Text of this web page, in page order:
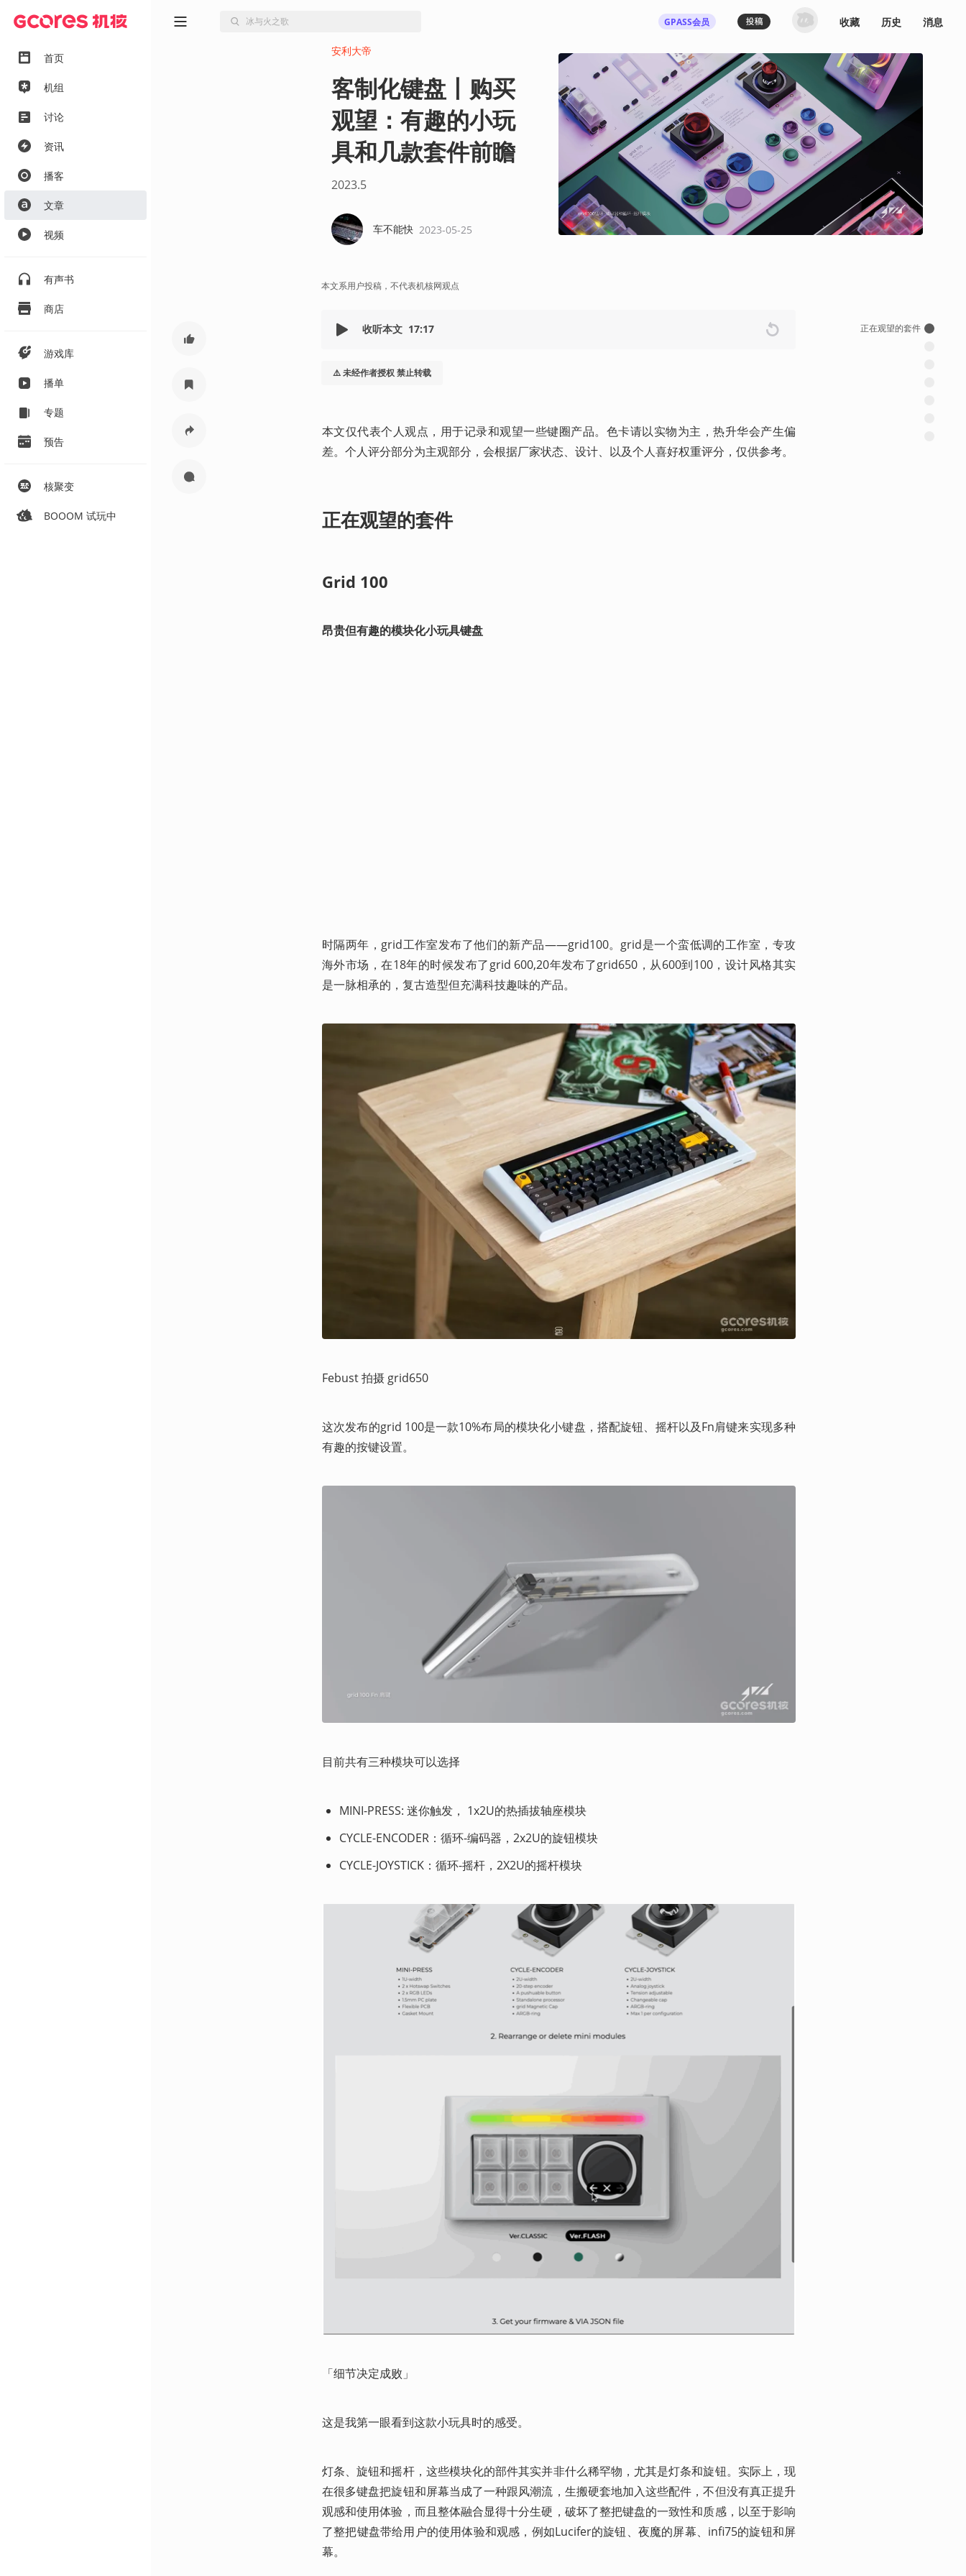
首页
机组
讨论
资讯
播客
文章
视频
有声书
商店
游戏库
播单
专题
预告
核聚变
BOOOM 试玩中
GPASS会员
登录机核你可以：
下载收藏播客节目 多端历史播放同步
发布内容动态/评论 关注喜欢的创作者
登录 / 注册
收藏 历史 消息
安利大帝
客制化键盘丨购买
观望：有趣的小玩
具和几款套件前瞻
2023.5
车不能快 2023-05-25
本文系用户投稿，不代表机核网观点
收听本文 17:17
⚠️ 未经作者授权 禁止转载
本文仅代表个人观点，用于记录和观望一些键圈产品。色卡请以实物为主，热升华会产生偏
差。个人评分部分为主观部分，会根据厂家状态、设计、以及个人喜好权重评分，仅供参考。
正在观望的套件
Grid 100
昂贵但有趣的模块化小玩具键盘
时隔两年，grid工作室发布了他们的新产品——grid100。grid是一个蛮低调的工作室，专攻
海外市场，在18年的时候发布了grid 600,20年发布了grid650，从600到100，设计风格其实
是一脉相承的，复古造型但充满科技趣味的产品。
Febust 拍摄 grid650
这次发布的grid 100是一款10%布局的模块化小键盘，搭配旋钮、摇杆以及Fn肩键来实现多种
有趣的按键设置。
目前共有三种模块可以选择
MINI-PRESS: 迷你触发， 1x2U的热插拔轴座模块
CYCLE-ENCODER：循环-编码器，2x2U的旋钮模块
CYCLE-JOYSTICK：循环-摇杆，2X2U的摇杆模块
「细节决定成败」
这是我第一眼看到这款小玩具时的感受。
灯条、旋钮和摇杆，这些模块化的部件其实并非什么稀罕物，尤其是灯条和旋钮。实际上，现
在很多键盘把旋钮和屏幕当成了一种跟风潮流，生搬硬套地加入这些配件，不但没有真正提升
观感和使用体验，而且整体融合显得十分生硬，破坏了整把键盘的一致性和质感，以至于影响
了整把键盘带给用户的使用体验和观感，例如Lucifer的旋钮、夜魔的屏幕、infi75的旋钮和屏
幕。
正在观望的套件